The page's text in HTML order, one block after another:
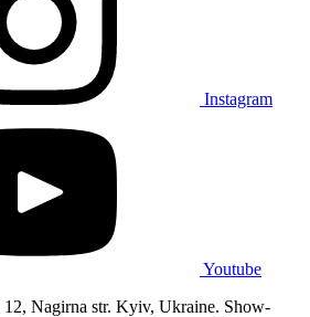
Instagram
Youtube
12, Nagirna str. Kyiv, Ukraine. Show-